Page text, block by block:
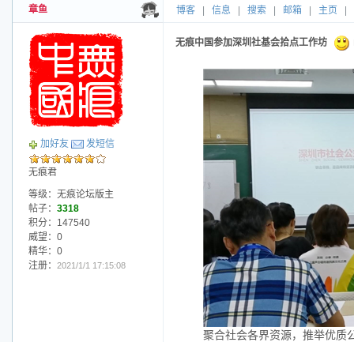
投票帖
交易帖
小字报
章鱼 博客 信息 搜索 邮箱 主页
加好友 发短信
无痕君
等级：无痕论坛版主
帖子： 3318
积分：147540
威望：0
精华：0
注册： 2021/1/1 17:15:08
无痕中国参加深圳社基会拾点工作坊
聚合社会各界资源，推举优质